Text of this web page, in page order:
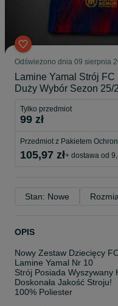
Odświeżono dnia 09 sierpnia
Lamine Yamal Strój
Duży Wybór Sezon 25/
Tylko przedmiot
99 zł
Przedmiot z Pakietem
105,97 zł+ dostawa od
Stan: Nowe
OPIS
Nowy Zestaw Dziecięcy
Lamine Yamal Nr 10
Strój Posiada Wyszywany
Doskonała Jakość Stroju!
100% Poliester